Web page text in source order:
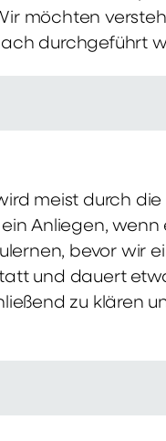
möchten
durchgeführt
meist durch die
Anliegen, wenn
bevor wir
und dauert
zu klären